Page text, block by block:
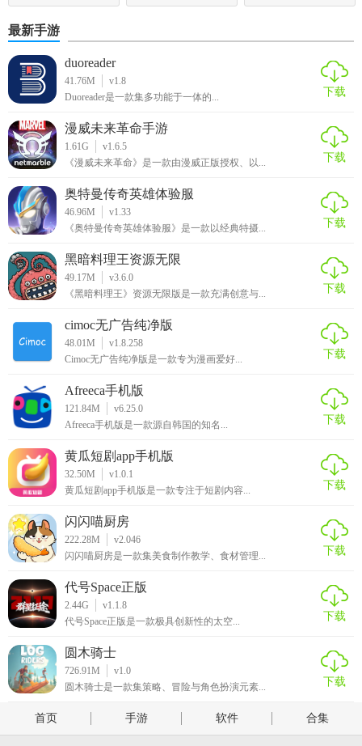
最新手游
duoreader
41.76M
v1.8
Duoreader是一款集多功能于一体的...
下载
漫威未来革命手游
1.61G
v1.6.5
《漫威未来革命》是一款由漫威正版授权、以...
下载
奥特曼传奇英雄体验服
46.96M
v1.33
《奥特曼传奇英雄体验服》是一款以经典特摄...
下载
黑暗料理王资源无限
49.17M
v3.6.0
《黑暗料理王》资源无限版是一款充满创意与...
下载
cimoc无广告纯净版
48.01M
v1.8.258
Cimoc无广告纯净版是一款专为漫画爱好...
下载
Afreeca手机版
121.84M
v6.25.0
Afreeca手机版是一款源自韩国的知名...
下载
黄瓜短剧app手机版
32.50M
v1.0.1
黄瓜短剧app手机版是一款专注于短剧内容...
下载
闪闪喵厨房
222.28M
v2.046
闪闪喵厨房是一款集美食制作教学、食材管理...
下载
代号Space正版
2.44G
v1.1.8
代号Space正版是一款极具创新性的太空...
下载
圆木骑士
726.91M
v1.0
圆木骑士是一款集策略、冒险与角色扮演元素...
下载
首页 手游 软件 合集